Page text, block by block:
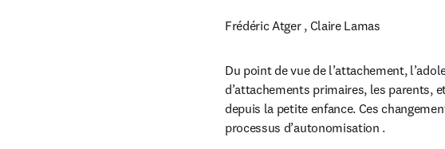
Frédéric Atger , Claire Lamas
Du point de vue de l’attachement,
d’attachements primaires, les parents,
depuis la petite enfance. Ces
processus d’autonomisation .